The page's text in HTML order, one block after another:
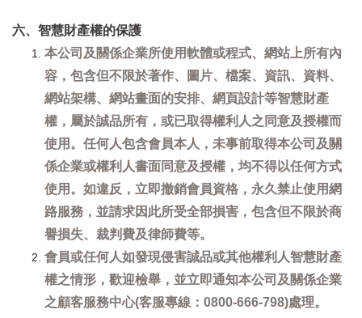
六、智慧財產權的保護
本公司及關係企業所使用軟體或程式、網站上所有內
容，包含但不限於著作、圖片、檔案、資訊、資料、
網站架構、網站畫面的安排、網頁設計等智慧財產
權，屬於誠品所有，或已取得權利人之同意及授權而
使用。任何人包含會員本人，未事前取得本公司及關
係企業或權利人書面同意及授權，均不得以任何方式
使用。如違反，立即撤銷會員資格，永久禁止使用網
路服務，並請求因此所受全部損害，包含但不限於商
譽損失、裁判費及律師費等。
會員或任何人如發現侵害誠品或其他權利人智慧財產
權之情形，歡迎檢舉，並立即通知本公司及關係企業
之顧客服務中心(客服專線：0800-666-798)處理。